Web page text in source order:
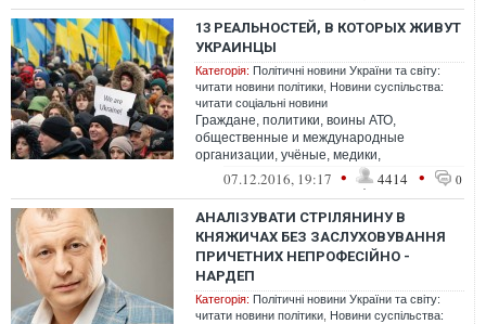
13 РЕАЛЬНОСТЕЙ, В КОТОРЫХ ЖИВУТ
УКРАИНЦЫ
Категорія: Політичні новини України та світу:
читати новини політики Новини суспільства:
читати соціальні новини
Граждане, политики, воины АТО,
общественные и международные
организации, учёные, медики,
правоохранительные органы, суды — все
они существуют обособле...
07.12.2016, 19:17 • 4414 • 0
АНАЛІЗУВАТИ СТРІЛЯНИНУ В
КНЯЖИЧАХ БЕЗ ЗАСЛУХОВУВАННЯ
ПРИЧЕТНИХ НЕПРОФЕСІЙНО -
НАРДЕП
Категорія: Політичні новини України та світу:
читати новини політики Новини суспільства: